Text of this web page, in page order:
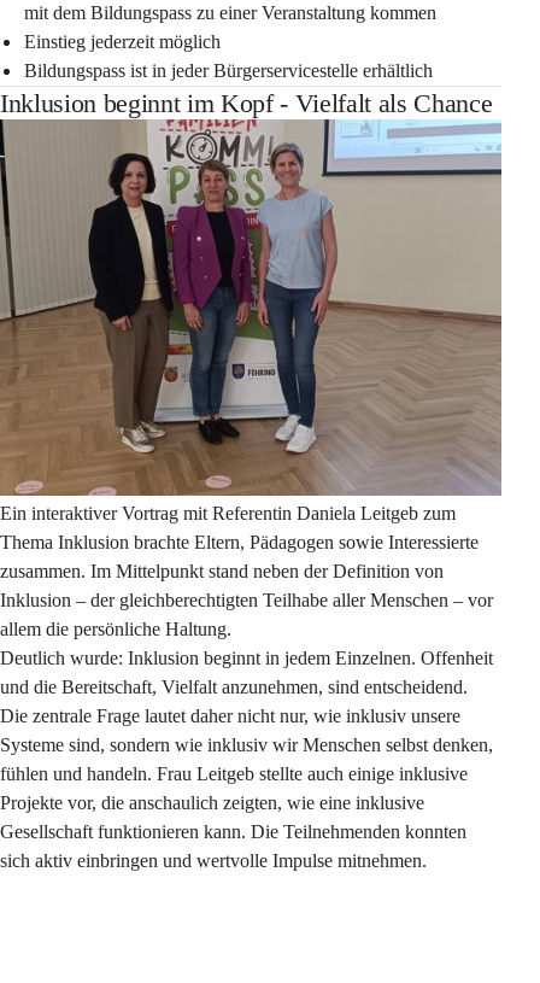
mit dem Bildungspass zu einer Veranstaltung kommen
Einstieg jederzeit möglich
Bildungspass ist in jeder Bürgerservicestelle erhältlich
Inklusion beginnt im Kopf - Vielfalt als Chance
Ein interaktiver Vortrag mit Referentin Daniela Leitgeb zum
Thema Inklusion brachte Eltern, Pädagogen sowie Interessierte
zusammen. Im Mittelpunkt stand neben der Definition von
Inklusion – der gleichberechtigten Teilhabe aller Menschen – vor
allem die persönliche Haltung.
Deutlich wurde: Inklusion beginnt in jedem Einzelnen. Offenheit
und die Bereitschaft, Vielfalt anzunehmen, sind entscheidend.
Die zentrale Frage lautet daher nicht nur, wie inklusiv unsere
Systeme sind, sondern wie inklusiv wir Menschen selbst denken,
fühlen und handeln. Frau Leitgeb stellte auch einige inklusive
Projekte vor, die anschaulich zeigten, wie eine inklusive
Gesellschaft funktionieren kann. Die Teilnehmenden konnten
sich aktiv einbringen und wertvolle Impulse mitnehmen.